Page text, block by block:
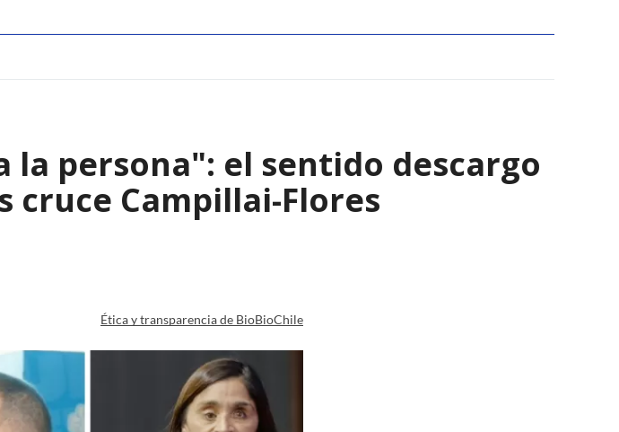
la persona": el sentido descargo
cruce Campillai-Flores
Ética y transparencia de BioBioChile